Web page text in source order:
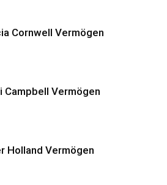
Cornwell Vermögen
Campbell Vermögen
Holland Vermögen